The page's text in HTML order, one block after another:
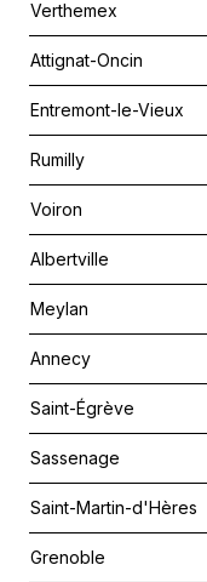
Verthemex
Attignat-Oncin
Entremont-le-Vieux
Rumilly
Voiron
Albertville
Meylan
Annecy
Saint-Égrève
Sassenage
Saint-Martin-d'Hères
Grenoble